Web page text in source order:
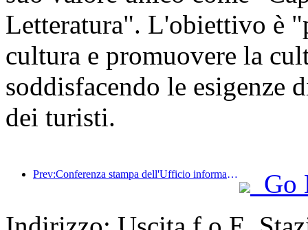
Letteratura". L'obiettivo è
cultura e promuovere la
soddisfacendo le esigenze
dei turisti.
Prev:Conferenza stampa dell'Ufficio informazioni del Consiglio di Stato: Attualmente, nel mio Paese ci sono 28 porti di frontiera in grado di fornire servizi turistici con guida autonoma
Go